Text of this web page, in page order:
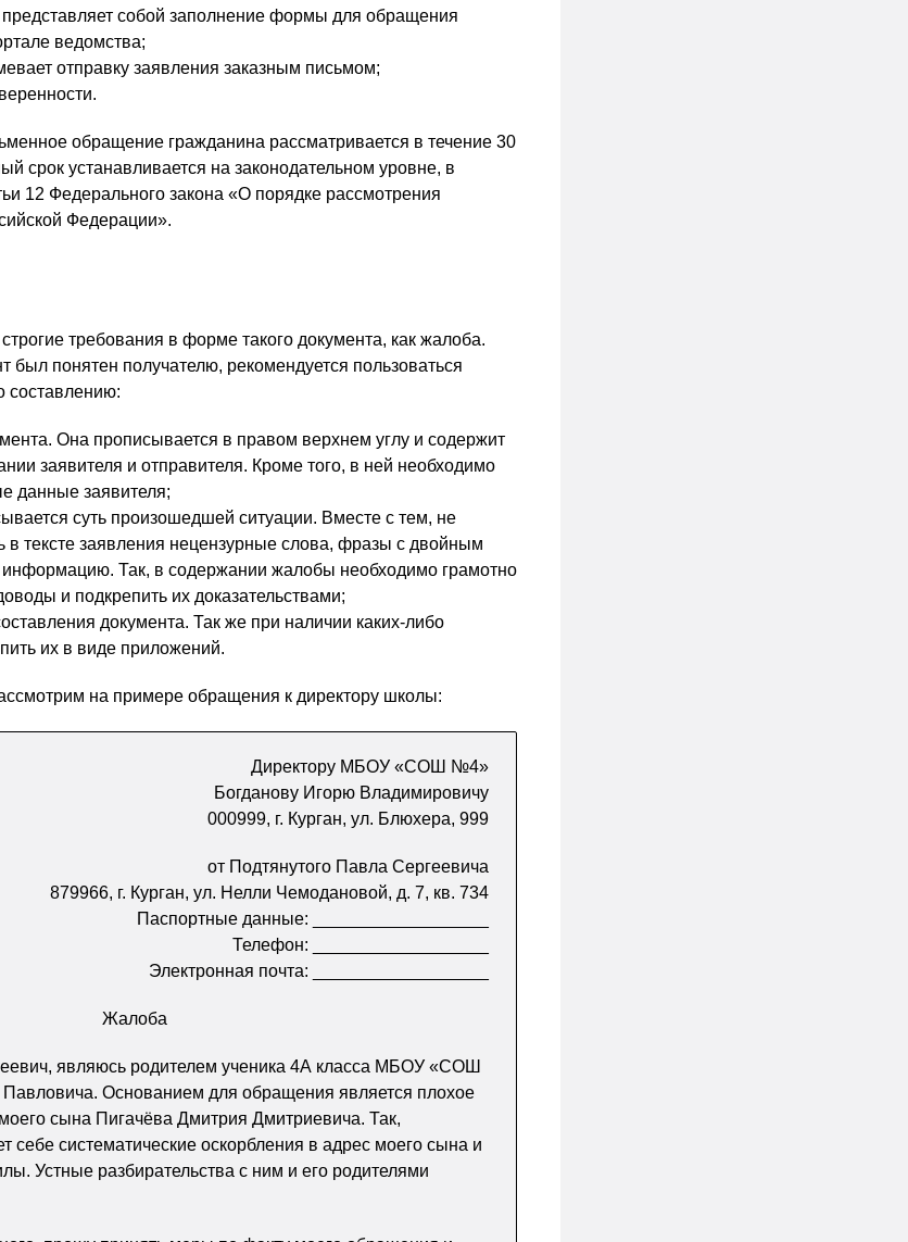
собой заполнение формы для обращения
ведомства;
отправку заявления заказным письмом;
обращение гражданина рассматривается в течение 30
срок устанавливается на законодательном уровне, в
12 Федерального закона «О порядке рассмотрения
Федерации».
требования в форме такого документа, как жалоба.
был понятен получателю, рекомендуется пользоваться
составлению:
Она прописывается в правом верхнем углу и содержит
заявителя и отправителя. Кроме того, в ней необходимо
данные заявителя;
суть произошедшей ситуации. Вместе с тем, не
в тексте заявления нецензурные слова, фразы с двойным
Так, в содержании жалобы необходимо грамотно
и подкрепить их доказательствами;
документа. Так же при наличии каких-либо
их в виде приложений.
на примере обращения к директору школы:
Директору МБОУ «СОШ №4»
Богданову Игорю Владимировичу
000999, г. Курган, ул. Блюхера, 999
от Подтянутого Павла Сергеевича
879966, г. Курган, ул. Нелли Чемодановой, д. 7, кв. 734
Паспортные данные: __________________
Телефон: __________________
Электронная почта: __________________
Жалоба
являюсь родителем ученика 4А класса МБОУ «СОШ
Основанием для обращения является плохое
сына Пигачёва Дмитрия Дмитриевича. Так,
себе систематические оскорбления в адрес моего сына и
Устные разбирательства с ним и его родителями